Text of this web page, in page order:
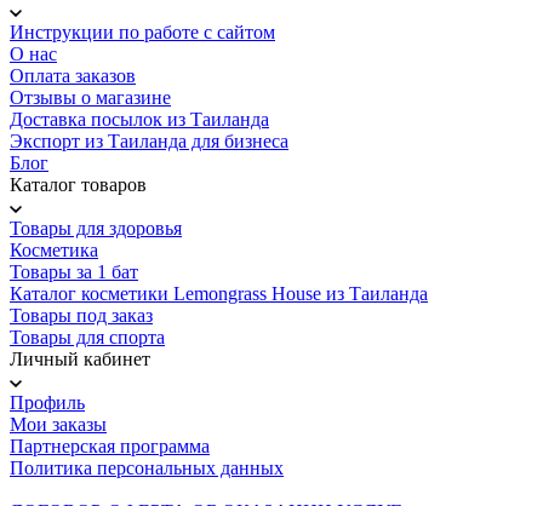
Инструкции по работе с сайтом
О нас
Оплата заказов
Отзывы о магазине
Доставка посылок из Таиланда
Экспорт из Таиланда для бизнеса
Блог
Каталог товаров
Товары для здоровья
Косметика
Товары за 1 бат
Каталог косметики Lemongrass House из Таиланда
Товары под заказ
Товары для спорта
Личный кабинет
Профиль
Мои заказы
Партнерская программа
Политика персональных данных